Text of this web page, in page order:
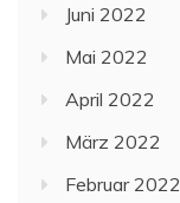
Juni 2022
Mai 2022
April 2022
März 2022
Februar 2022